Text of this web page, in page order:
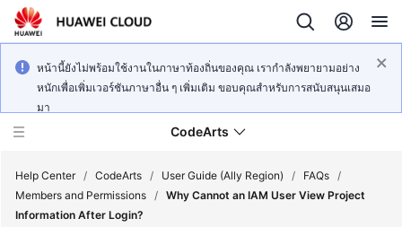
หน้านี้ยังไม่พร้อมใช้งานในภาษาท้องถิ่นของคุณ เรากำลังพยายามอย่าง
หนักเพื่อเพิ่มเวอร์ชันภาษาอื่น ๆ เพิ่มเติม ขอบคุณสำหรับการสนับสนุนเสมอ
มา
CodeArts
Help Center / CodeArts / User Guide (Ally Region) / FAQs /
Members and Permissions / Why Cannot an IAM User View Project
Information After Login?